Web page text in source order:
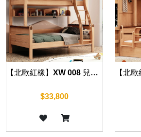
【北歐紅橡】XW 008 兒童上下床 紅橡木
$33,800